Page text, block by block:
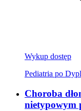
Wykup dostęp
Pediatria po
Choroba
nietypowym